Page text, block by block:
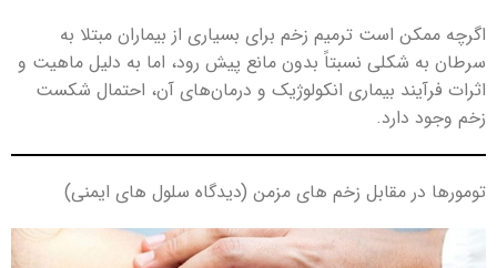
اگرچه ممکن است ترمیم زخم برای بسیاری از بیماران مبتلا به
سرطان به شکلی نسبتاً بدون مانع پیش رود، اما به دلیل ماهیت و
اثرات فرآیند بیماری انکولوژیک و درمان‌های آن، احتمال شکست
زخم وجود دارد.
تومورها در مقابل زخم های مزمن (دیدگاه سلول های ایمنی)